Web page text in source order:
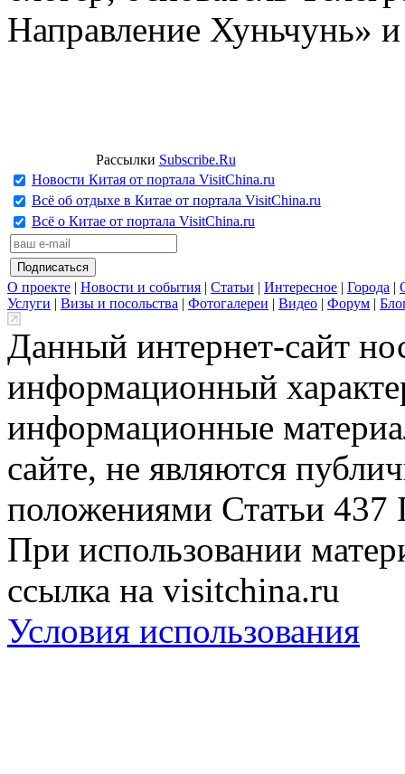
Направление Хуньчунь»
Рассылки Subscribe.Ru
Новости Китая от портала VisitChina.ru
Всё об отдыхе в Китае от портала VisitChina.ru
Всё о Китае от портала VisitChina.ru
О проекте | Новости и события | Статьи | Интересное | Города |
Услуги | Визы и посольства | Фотогалереи | Видео | Форум |
Данный интернет-сайт
информационный
информационные
сайте, не являются
положениями Статьи 437
При использовании
ссылка на visitchina.ru
Условия использования